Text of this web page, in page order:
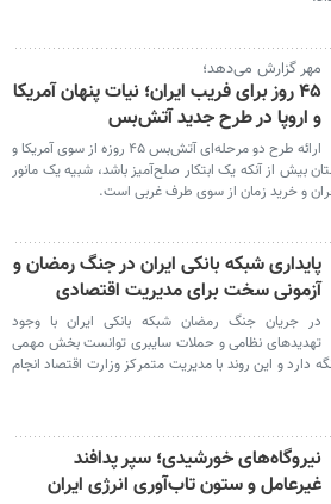
مهر گزارش می‌دهد؛
۴۵ روز برای فریب ایران؛ نیات پنهان آمریکا
و اروپا در طرح جدید آتش‌بس
ارائه طرح دو مرحله‌ای آتش‌بس ۴۵ روزه از سوی آمریکا و
بیش از آنکه یک ابتکار صلح‌آمیز باشد، شبیه یک مانور
و خرید زمان از سوی طرف غربی است.
پایداری شبکه بانکی ایران در جنگ رمضان و
آزمونی سخت برای مدیریت اقتصادی
در جریان جنگ رمضان شبکه بانکی ایران با وجود
تهدیدهای نظامی و حملات سایبری توانست بخش مهمی
دارد و این روند با مدیریت متمرکز وزارت اقتصاد انجام
نیروگاه‌های خورشیدی؛ سپر پدافند
غیرعامل و ستون تاب‌آوری انرژی ایران